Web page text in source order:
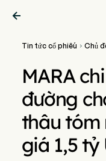

Tin tức cổ phiếu  Chủ
MARA
đường
thâu tóm
giá 1,5 tỷ